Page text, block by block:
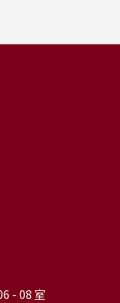
- 08 室